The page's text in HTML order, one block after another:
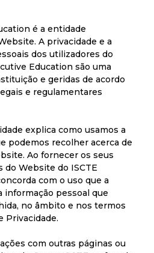
é a entidade
A privacidade e a
dos utilizadores do
Education são uma
e geridas de acordo
e regulamentares
explica como usamos a
podemos recolher acerca de
Ao fornecer os seus
do Website do ISCTE
com o uso que a
informação pessoal que
no âmbito e nos termos
Privacidade.
com outras páginas ou